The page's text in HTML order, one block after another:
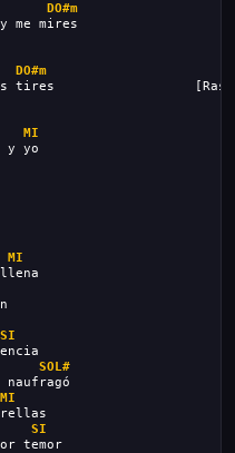
DO#m
me mires
DO#m
tires
MI
y yo
MI
llena
SI
SOL#
naufragó
MI
SI
temor